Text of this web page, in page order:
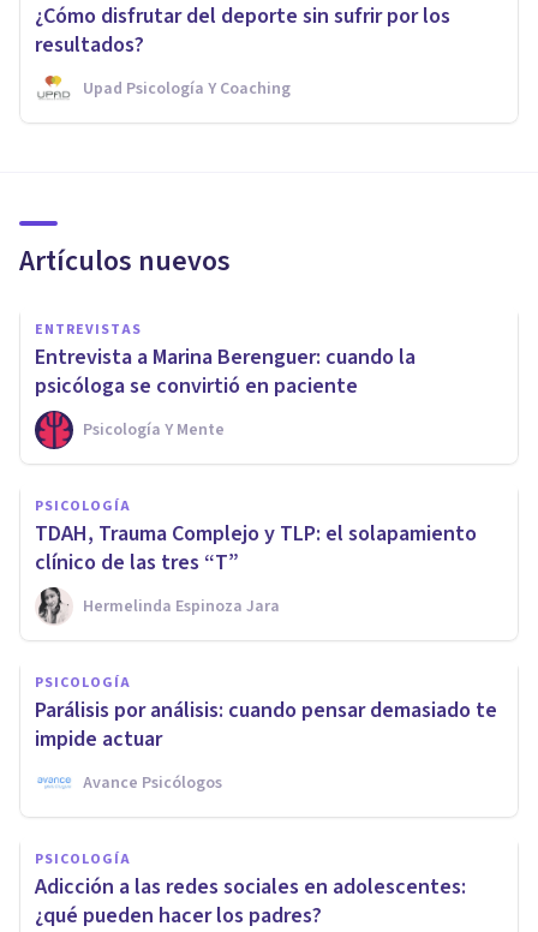
¿Cómo disfrutar del deporte sin sufrir por los
resultados?
Upad Psicología Y Coaching
Artículos nuevos
ENTREVISTAS
Entrevista a Marina Berenguer: cuando la
psicóloga se convirtió en paciente
Psicología Y Mente
PSICOLOGÍA
TDAH, Trauma Complejo y TLP: el solapamiento
clínico de las tres “T”
Hermelinda Espinoza Jara
PSICOLOGÍA
Parálisis por análisis: cuando pensar demasiado te
impide actuar
Avance Psicólogos
PSICOLOGÍA
Adicción a las redes sociales en adolescentes:
¿qué pueden hacer los padres?